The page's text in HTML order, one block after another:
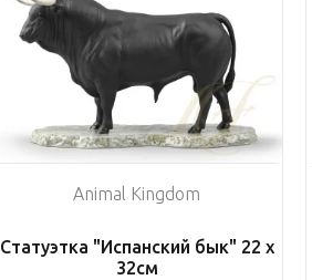
Animal Kingdom
Статуэтка "Испанский бык" 22 х
32см